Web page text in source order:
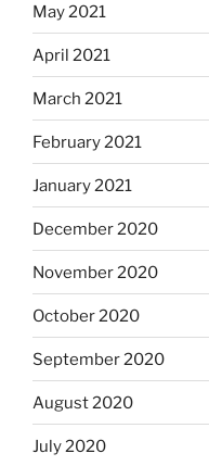
May 2021
April 2021
March 2021
February 2021
January 2021
December 2020
November 2020
October 2020
September 2020
August 2020
July 2020